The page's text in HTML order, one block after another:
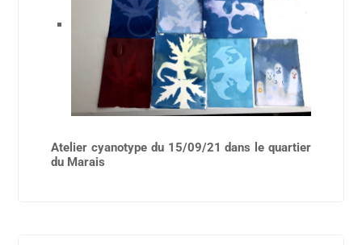
Atelier cyanotype du 15/09/21 dans le quartier
du Marais